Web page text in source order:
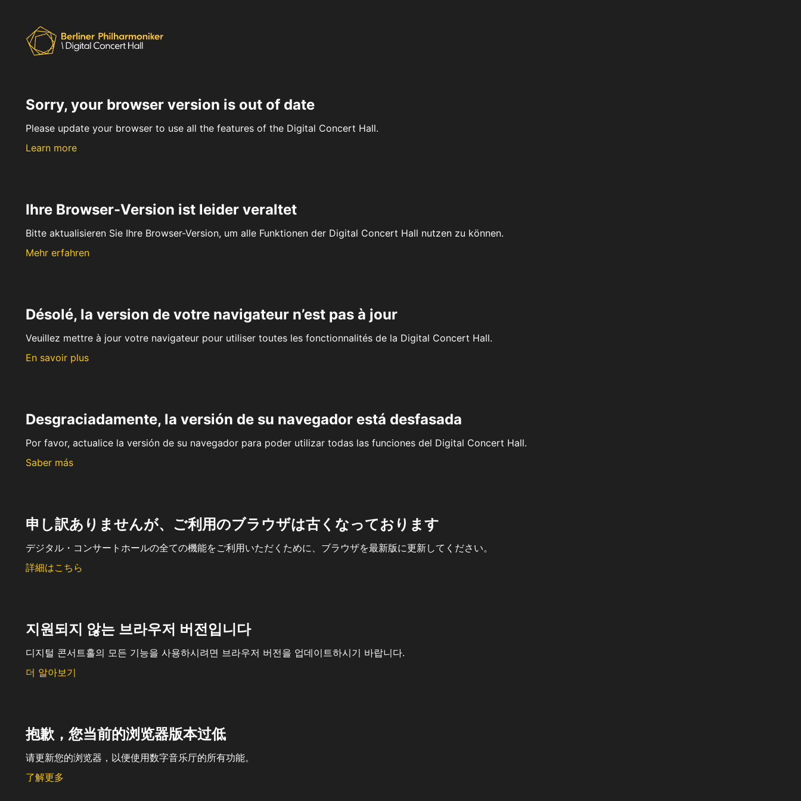
Sorry, your browser version is out of date
Please update your browser to use all the features of the Digital Concert Hall.
Learn more
Ihre Browser-Version ist leider veraltet
Bitte aktualisieren Sie Ihre Browser-Version, um alle Funktionen der Digital Concert Hall nutzen zu können.
Mehr erfahren
Désolé, la version de votre navigateur n’est pas à jour
Veuillez mettre à jour votre navigateur pour utiliser toutes les fonctionnalités de la Digital Concert Hall.
En savoir plus
Desgraciadamente, la versión de su navegador está desfasada
Por favor, actualice la versión de su navegador para poder utilizar todas las funciones del Digital Concert Hall.
Saber más
申し訳ありませんが、ご利用のブラウザは古くなっております
デジタル・コンサートホールの全ての機能をご利用いただくために、ブラウザを最新版に更新してください。
詳細はこちら
지원되지 않는 브라우저 버전입니다
디지털 콘서트홀의 모든 기능을 사용하시려면 브라우저 버전을 업데이트하시기 바랍니다.
더 알아보기
抱歉，您当前的浏览器版本过低
请更新您的浏览器，以便使用数字音乐厅的所有功能。
了解更多